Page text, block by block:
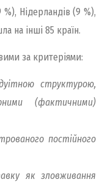
%), Нідерландів (9 %),
на інші 85 країн.
за критеріями:
структурою,
(фактичними)
постійного
як зловживання